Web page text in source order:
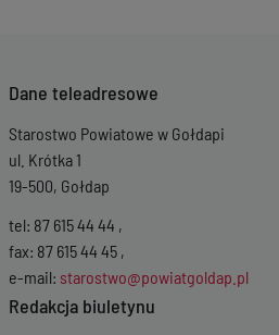
Dane teleadresowe
Starostwo Powiatowe w Gołdapi
ul. Krótka 1
19-500, Gołdap
tel: 87 615 44 44 ,
fax: 87 615 44 45 ,
e-mail: starostwo@powiatgoldap.pl
Redakcja biuletynu